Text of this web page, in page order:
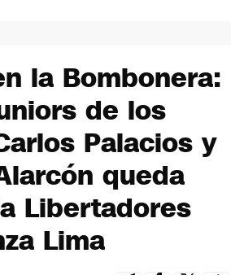
la Bombonera:
de los
Palacios y
queda
Libertadores
Lima